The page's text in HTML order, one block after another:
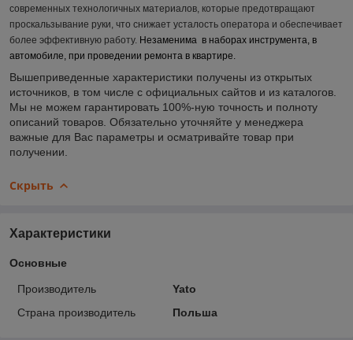
современных технологичных материалов, которые предотвращают
проскальзывание руки, что снижает усталость оператора и обеспечивает
более эффективную работу. Незаменима в наборах инструмента, в
автомобиле, при проведении ремонта в квартире.
Вышеприведенные характеристики получены из открытых
источников, в том числе с официальных сайтов и из каталогов.
Мы не можем гарантировать 100%-ную точность и полноту
описаний товаров. Обязательно уточняйте у менеджера
важные для Вас параметры и осматривайте товар при
получении.
Скрыть
Характеристики
Основные
Производитель
Yato
Страна производитель
Польша